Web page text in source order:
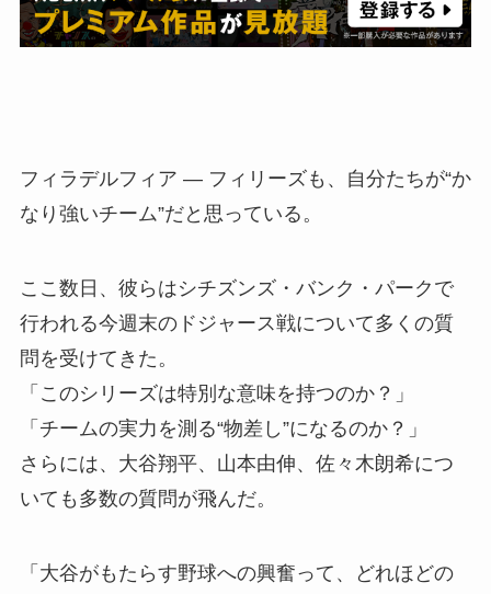
フィラデルフィア — フィリーズも、自分たちが“か
なり強いチーム”だと思っている。
ここ数日、彼らはシチズンズ・バンク・パークで
行われる今週末のドジャース戦について多くの質
問を受けてきた。
「このシリーズは特別な意味を持つのか？」
「チームの実力を測る“物差し”になるのか？」
さらには、大谷翔平、山本由伸、佐々木朗希につ
いても多数の質問が飛んだ。
「大谷がもたらす野球への興奮って、どれほどの